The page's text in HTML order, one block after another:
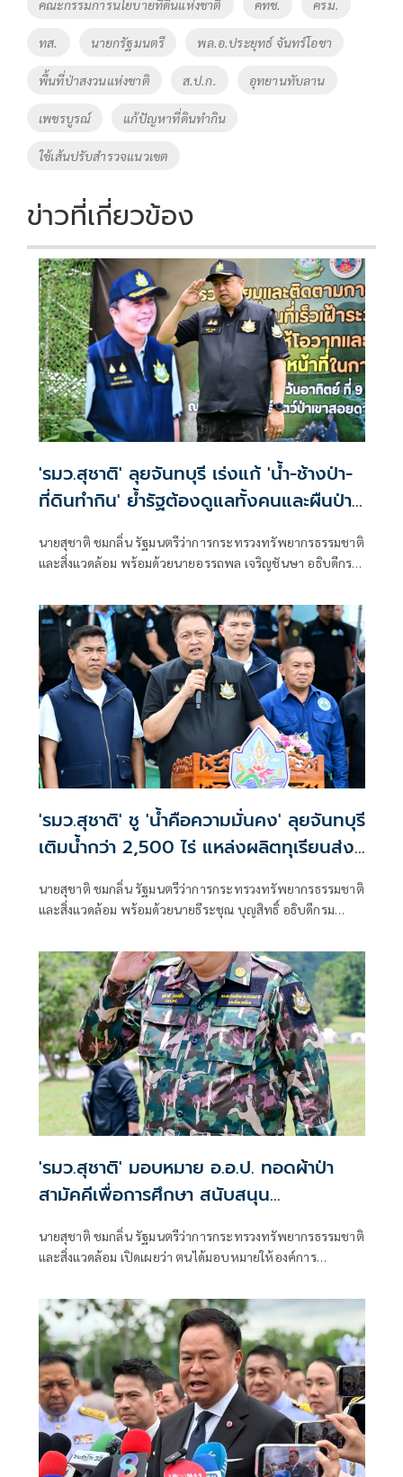
k k
คณะกรรมการนโยบายที่ดินแห่งชาติ คทช. ครม.
ทส. นายกรัฐมนตรี พล.อ.ประยุทธ์ จันทร์โอชา
พื้นที่ป่าสงวนแห่งชาติ ส.ป.ก. อุทยานทับลาน
เพชรบูรณ์ แก้ปัญหาที่ดินทำกิน
ใช้เส้นปรับสำรวจแนวเขต
ข่าวที่เกี่ยวข้อง
'รมว.สุชาติ' ลุยจันทบุรี เร่งแก้ 'น้ำ-ช้างป่า-
ที่ดินทำกิน' ย้ำรัฐต้องดูแลทั้งคนและผืนป่า
เดินหน้าสร้างสมดุล 'คนอยู่ได้ ช้างอยู่ได้ ป่า
อยู่รอด'
นายสุชาติ ชมกลิ่น รัฐมนตรีว่าการกระทรวงทรัพยากรธรรมชาติ
และสิ่งแวดล้อม พร้อมด้วยนายอรรถพล เจริญชันษา อธิบดีกรม
วงฯ ลงพื้นที่อำเภอสอยดาว จังหวัดจันทบุรี รับฟังปัญหาจาก
ประชาชนโดยตรง
'รมว.สุชาติ' ชู 'น้ำคือความมั่นคง' ลุยจันทบุรี
เติมน้ำกว่า 2,500 ไร่ แหล่งผลิตทุเรียนส่ง
ออกของไทย พร้อมเติมน้ำให้ช้างป่า
นายสุชาติ ชมกลิ่น รัฐมนตรีว่าการกระทรวงทรัพยากรธรรมชาติ
และสิ่งแวดล้อม พร้อมด้วยนายธีระชุณ บุญสิทธิ์ อธิบดีกรม
จันทบุรี เดินหน้าขับเคลื่อนนโยบายรัฐบาลด้านการบริหาร
จัดการน้ำเชิงรุก เร่งเพิ่มน้ำต้นทุนให้ภาคการเกษตร รองรับทั้ง
ฤดูแล้งและฤดูน้ำหลาก
'รมว.สุชาติ' มอบหมาย อ.อ.ป. ทอดผ้าป่า
สามัคคีเพื่อการศึกษา สนับสนุน
คอมพิวเตอร์ 22 เครื่อง เติมโอกาสเด็ก
โรงเรียนบ้านกิ่วลม จ.เชียงใหม่
นายสุชาติ ชมกลิ่น รัฐมนตรีว่าการกระทรวงทรัพยากรธรรมชาติ
และสิ่งแวดล้อม เปิดเผยว่า ตนได้มอบหมายให้องค์การ
สามัคคีเพื่อการศึกษา กระทรวงทรัพยากรธรรมชาติและสิ่ง
แวดล้อม” ณ โรงเรียนบ้านกิ่วลม ตำบลบ่อหลวง อำเภอฮอด
จังหวัดเชียงใหม่ เพื่อสนับสนุนการศึกษาและเพิ่มโอกาสให้กับ
เด็กและเยาวชนในพื้นที่ โดยสนับสนุนคอมพิวเตอร์ จำนวน 22
เครื่อง สำหรับใช้ในการเรียนการสอนและส่งเสริมทักษะด้าน
เทคโนโลยีสารสนเทศ